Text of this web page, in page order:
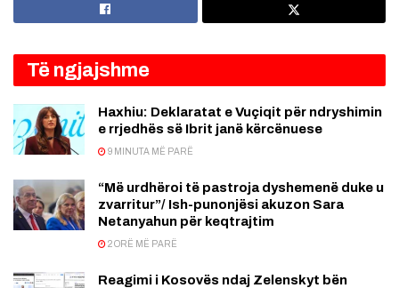
Të ngjajshme
Haxhiu: Deklaratat e Vuçiqit për ndryshimin
e rrjedhës së Ibrit janë kërcënuese
9 MINUTA MË PARË
“Më urdhëroi të pastroja dyshemenë duke u
zvarritur”/ Ish-punonjësi akuzon Sara
Netanyahun për keqtrajtim
2 ORË MË PARË
Reagimi i Kosovës ndaj Zelenskyt bën